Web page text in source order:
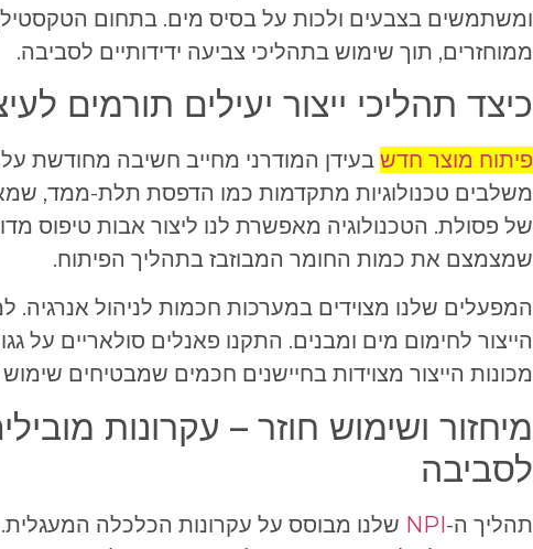
ומשתמשים בצבעים ולכות על בסיס מים. בתחום הטקסטיל,
ממוחזרים, תוך שימוש בתהליכי צביעה ידידותיים לסביבה.
כיצד תהליכי ייצור יעילים תורמים
פיתוח מוצר חדש בעידן המודרני מחייב חשיבה מחודשת על
משלבים טכנולוגיות מתקדמות כמו הדפסת תלת-ממד,
של פסולת. הטכנולוגיה מאפשרת לנו ליצור אבות טיפוס
שמצמצם את כמות החומר המבוזבז בתהליך הפיתוח.
המפעלים שלנו מצוידים במערכות חכמות לניהול אנרגיה.
הייצור לחימום מים ומבנים. התקנו פאנלים סולאריים על
מכונות הייצור מצוידות בחיישנים חכמים שמבטיחים
מיחזור ושימוש חוזר – עקרונות
לסביבה
תהליך ה-NPI שלנו מבוסס על עקרונות הכלכלה